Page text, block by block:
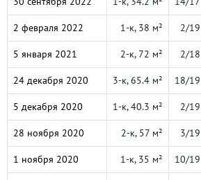
2 февраля 2022 1-к, 38 м² 2/19
5 января 2021 2-к, 72 м² 2/18
24 декабря 2020 3-к, 65.4 м² 18/19
5 декабря 2020 1-к, 40.3 м² 2/19
28 ноября 2020 2-к, 57 м² 3/19
1 ноября 2020 1-к, 35 м² 10/19